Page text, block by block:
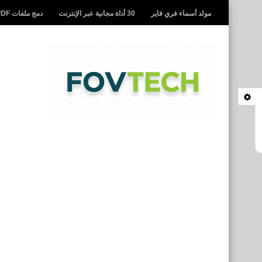
مولد أسماء فري فاير 30 أداة مجانية عبر الإنترنت دمج ملفات PDF